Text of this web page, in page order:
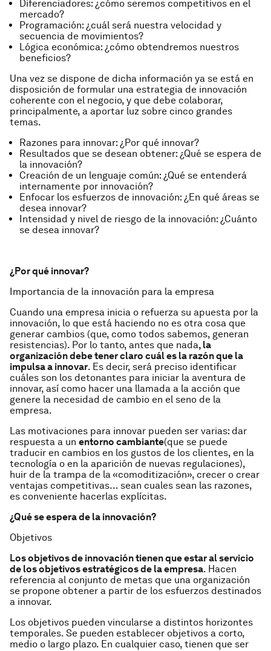
Diferenciadores: ¿cómo seremos competitivos en el
mercado?
Programación: ¿cuál será nuestra velocidad y
secuencia de movimientos?
Lógica económica: ¿cómo obtendremos nuestros
beneficios?
Una vez se dispone de dicha información ya se está en
disposición de formular una estrategia de innovación
coherente con el negocio, y que debe colaborar,
principalmente, a aportar luz sobre cinco grandes
temas.
Razones para innovar: ¿Por qué innovar?
Resultados que se desean obtener: ¿Qué se espera de
la innovación?
Creación de un lenguaje común: ¿Qué se entenderá
internamente por innovación?
Enfocar los esfuerzos de innovación: ¿En qué áreas se
desea innovar?
Intensidad y nivel de riesgo de la innovación: ¿Cuánto
se desea innovar?
¿Por qué innovar?
Importancia de la innovación para la empresa
Cuando una empresa inicia o refuerza su apuesta por la
innovación, lo que está haciendo no es otra cosa que
generar cambios (que, como todos sabemos, generan
resistencias). Por lo tanto, antes que nada, la
organización debe tener claro cuál es la razón que la
impulsa a innovar. Es decir, será preciso identificar
cuáles son los detonantes para iniciar la aventura de
innovar, así como hacer una llamada a la acción que
genere la necesidad de cambio en el seno de la
empresa.
Las motivaciones para innovar pueden ser varias: dar
respuesta a un entorno cambiante(que se puede
traducir en cambios en los gustos de los clientes, en la
tecnología o en la aparición de nuevas regulaciones),
huir de la trampa de la «comoditización», crecer o crear
ventajas competitivas… sean cuales sean las razones,
es conveniente hacerlas explícitas.
¿Qué se espera de la innovación?
Objetivos
Los objetivos de innovación tienen que estar al servicio
de los objetivos estratégicos de la empresa. Hacen
referencia al conjunto de metas que una organización
se propone obtener a partir de los esfuerzos destinados
a innovar.
Los objetivos pueden vincularse a distintos horizontes
temporales. Se pueden establecer objetivos a corto,
medio o largo plazo. En cualquier caso, tienen que ser